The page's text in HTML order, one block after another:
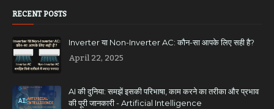
RECENT POSTS
Inverter या Non-Inverter AC: कौन-सा आपके लिए सही है?
April 22, 2025
AI की दुनिया: समझें इसकी परिभाषा, काम करने का तरीका और प्रभाव
की पूरी जानकारी - Artificial Intelligence